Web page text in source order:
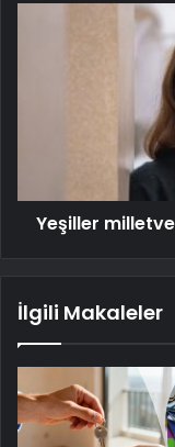
Yeşiller
İlgili Makaleler